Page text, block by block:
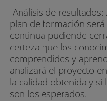
-Análisis de
plan de formación
continua pudiendo
certeza que los
comprendidos y
analizará el proyecto
la calidad obtenida y si
son los esperados.